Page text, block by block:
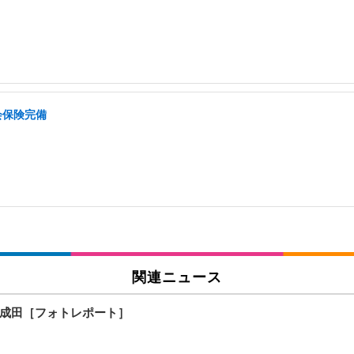
険完備
関連ニュース
［フォトレポート］